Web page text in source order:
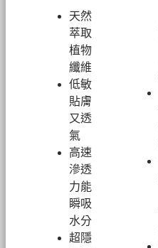
天然
萃取
植物
纖維
低敏
貼膚
又透
氣
高速
滲透
力能
瞬吸
水分
超隱